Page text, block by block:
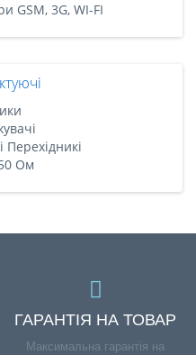
GSM, 3G, WI-FI
Перехідникі
Ом
ГАРАНТІЯ НА ТОВАР
Максимальна гарантія на